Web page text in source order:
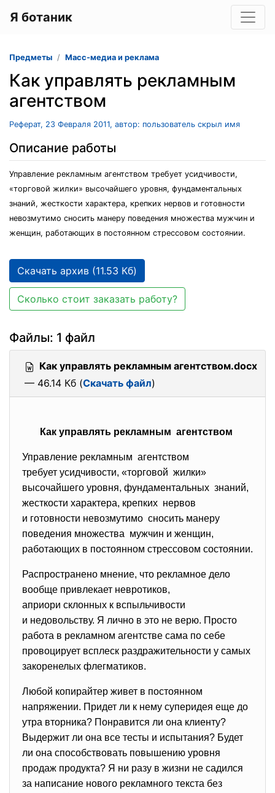
Я ботаник
Предметы Масс-медиа и реклама
Как управлять рекламным
агентством
Реферат, 23 Февраля 2011, автор: пользователь скрыл имя
Описание работы
Управление рекламным агентством требует усидчивости,
«торговой жилки» высочайшего уровня, фундаментальных
знаний, жесткости характера, крепких нервов и готовности
невозмутимо сносить манеру поведения множества мужчин и
женщин, работающих в постоянном стрессовом состоянии.
Скачать архив (11.53 Кб)
Сколько стоит заказать работу?
Файлы: 1 файл
Как управлять рекламным агентством.docx
— 46.14 Кб (Скачать файл)
Как управлять рекламным агентством
Управление рекламным агентством
требует усидчивости, «торговой жилки»
высочайшего уровня, фундаментальных знаний,
жесткости характера, крепких нервов
и готовности невозмутимо сносить манеру
поведения множества мужчин и женщин,
работающих в постоянном стрессовом состоянии.
Распространено мнение, что рекламное дело
вообще привлекает невротиков,
априори склонных к вспыльчивости
и недовольству. Я лично в это не верю. Просто
работа в рекламном агентстве сама по себе
провоцирует всплеск раздражительности у самых
закоренелых флегматиков.
Любой копирайтер живет в постоянном
напряжении. Придет ли к нему суперидея еще до
утра вторника? Понравится ли она клиенту?
Выдержит ли она все тесты и испытания? Будет
ли она способствовать повышению уровня
продаж продукта? Я ни разу в жизни не садился
за написание нового рекламного текста без